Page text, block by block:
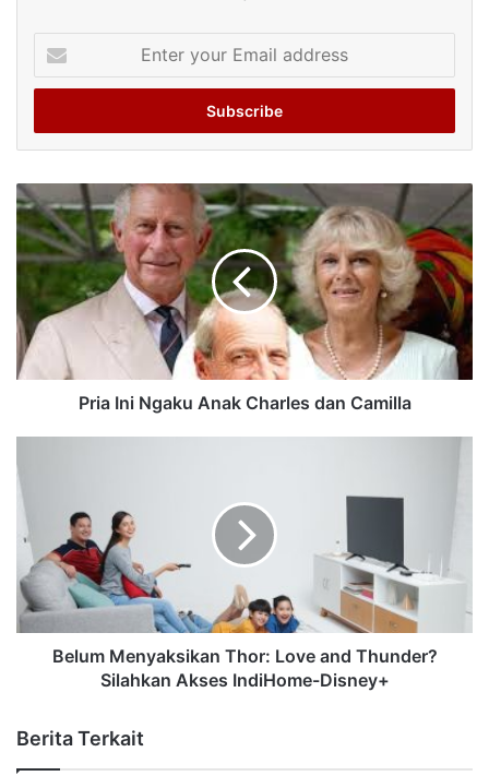
your
Email
Pria Ini Ngaku Anak Charles dan Camilla
Belum Menyaksikan Thor: Love and Thunder?
Silahkan Akses IndiHome-Disney+
Berita Terkait